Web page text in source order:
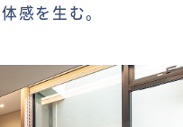
感を生む。